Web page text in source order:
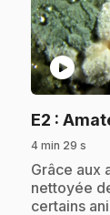
play_circle
E2 :
4 min 29 s
.Grâce aux
nettoyée
certains